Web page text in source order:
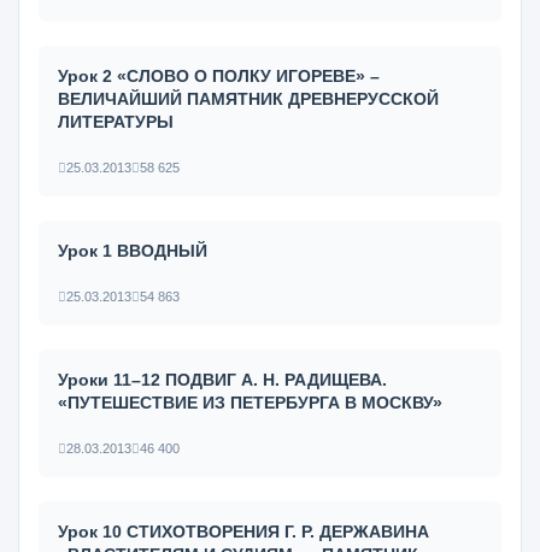
Урок 2 «СЛОВО О ПОЛКУ ИГОРЕВЕ» –
ВЕЛИЧАЙШИЙ ПАМЯТНИК ДРЕВНЕРУССКОЙ
ЛИТЕРАТУРЫ
25.03.2013 58 625
Урок 1 ВВОДНЫЙ
25.03.2013 54 863
Уроки 11–12 ПОДВИГ А. Н. РАДИЩЕВА.
«ПУТЕШЕСТВИЕ ИЗ ПЕТЕРБУРГА В МОСКВУ»
28.03.2013 46 400
Урок 10 СТИХОТВОРЕНИЯ Г. Р. ДЕРЖАВИНА